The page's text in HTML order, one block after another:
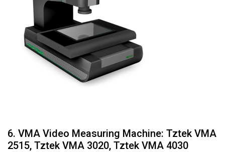
6. VMA Video Measuring Machine: Tztek VMA
2515, Tztek VMA 3020, Tztek VMA 4030